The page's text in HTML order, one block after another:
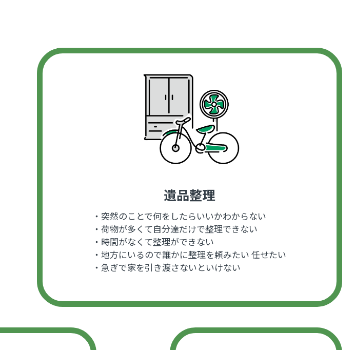
遺品整理
・突然のことで何をしたらいいかわからない
・荷物が多くて自分達だけで整理できない
・時間がなくて整理ができない
・地方にいるので誰かに整理を頼みたい 任せたい
・急ぎで家を引き渡さないといけない